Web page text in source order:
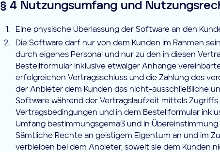
§ 4 Nutzungsumfang und
Eine physische Überlassung der Software an den
Die Software darf nur von dem Kunden im Rahmen
durch eigenes Personal und nur zu den in diesen
Bestellformular inklusive etwaiger Anhänge
erfolgreichen Vertragsschluss und die Zahlung des
der Anbieter dem Kunden das nicht-ausschließliche
Software während der Vertragslaufzeit mittels Zugriffs
Vertragsbedingungen und in dem Bestellformular
Umfang bestimmungsgemäß und in
Sämtliche Rechte an geistigem Eigentum an und im
verbleiben bei dem Anbieter, soweit sie dem Kunden